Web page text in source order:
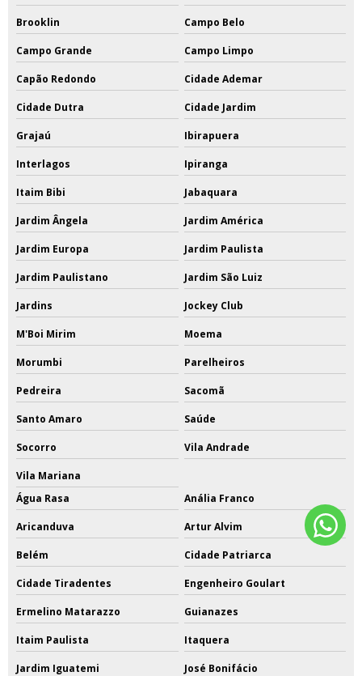
Brooklin Campo Belo
Campo Grande Campo Limpo
Capão Redondo Cidade Ademar
Cidade Dutra Cidade Jardim
Grajaú Ibirapuera
Interlagos Ipiranga
Itaim Bibi Jabaquara
Jardim Ângela Jardim América
Jardim Europa Jardim Paulista
Jardim Paulistano Jardim São Luiz
Jardins Jockey Club
M'Boi Mirim Moema
Morumbi Parelheiros
Pedreira Sacomã
Santo Amaro Saúde
Socorro Vila Andrade
Vila Mariana
Água Rasa
Anália Franco
Aricanduva Artur Alvim
Belém Cidade Patriarca
Cidade Tiradentes Engenheiro Goulart
Ermelino Matarazzo Guianazes
Itaim Paulista Itaquera
Jardim Iguatemi José Bonifácio